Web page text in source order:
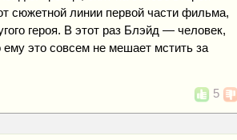
сюжетной линии первой части фильма,
героя. В этот раз Блэйд — человек,
это совсем не мешает мстить за
5